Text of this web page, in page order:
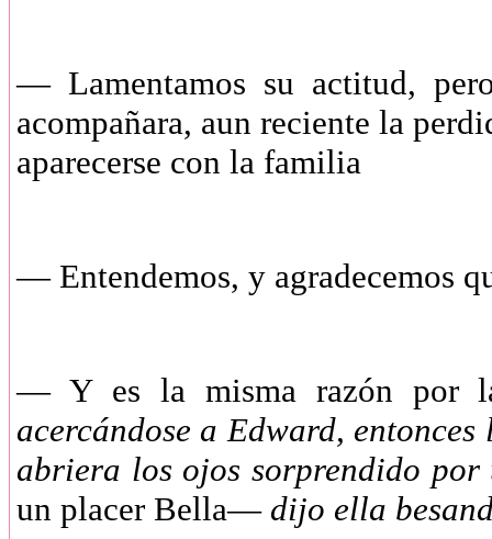
— Lamentamos su actitud,
acompañara, aun reciente la
aparecerse con la familia
— Entendemos, y agradecemos
— Y es la misma razón por
acercándose a Edward,
abriera los ojos sorprendido
un placer Bella—dijo ella